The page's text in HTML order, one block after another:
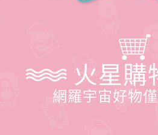
火星購
網羅宇宙好物